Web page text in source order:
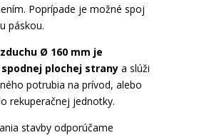
Poprípade je možné spoj
páskou.
Ø 160 mm je
plochej stranya slúži
potrubia na prívod, alebo
rekuperačnej jednotky.
stavby odporúčame